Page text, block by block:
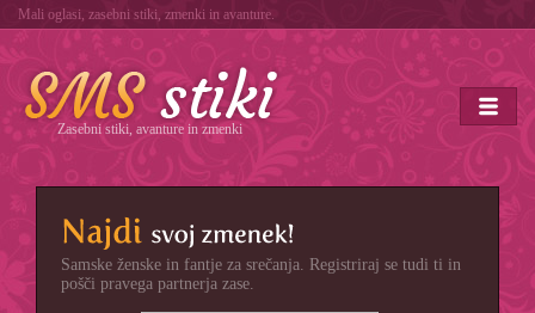
Mali oglasi, zasebni stiki, zmenki in avanture.
Zasebni stiki, avanture in zmenki
Samske ženske in fantje za srečanja. Registriraj se tudi ti in
pošči pravega partnerja zase.